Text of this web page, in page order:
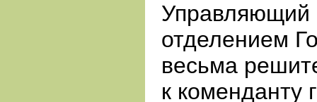
Управляющий
отделением
весьма
к коменданту